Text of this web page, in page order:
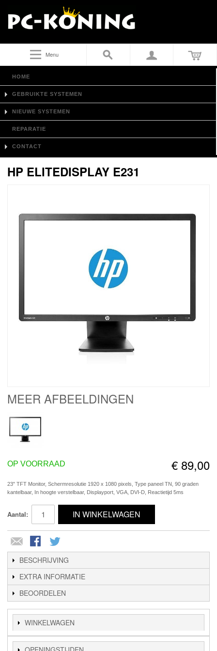
Menu
HOME
GEBRUIKTE SYSTEMEN
NIEUWE SYSTEMEN
REPARATIE
CONTACT
HP ELITEDISPLAY E231
MEER AFBEELDINGEN
€ 89,00
OP VOORRAAD
23" TFT Monitor, Schermresolutie 1920 x 1080 pixels, Type paneel TN, 90 graden
kantelbaar, In hoogte verstelbaar, Displayport, VGA, DVI-D, Reactietijd 5ms
Aantal: IN WINKELWAGEN
BESCHRIJVING
EXTRA INFORMATIE
BEOORDELEN
WINKELWAGEN